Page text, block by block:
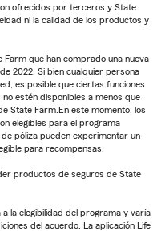
ofrecidos por terceros y State
ni la calidad de los productos y
Farm que han comprado una nueva
2022. Si bien cualquier persona
es posible que ciertas funciones
estén disponibles a menos que
State Farm.En este momento, los
elegibles para el programa
póliza pueden experimentar un
para recompensas.
productos de seguros de State
la elegibilidad del programa y varía
del acuerdo. La aplicación Life